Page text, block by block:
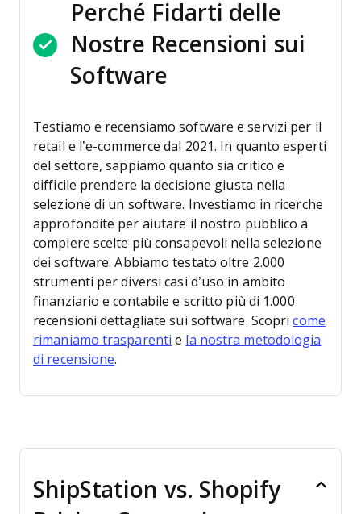
Perché Fidarti delle
Nostre Recensioni sui
Software
Testiamo e recensiamo software e servizi per il
retail e l’e-commerce dal 2021.
In quanto esperti
del settore, sappiamo quanto sia critico e
difficile prendere la decisione giusta nella
selezione di un software. Investiamo in ricerche
approfondite per aiutare il nostro pubblico a
compiere scelte più consapevoli nella selezione
dei software. Abbiamo testato oltre 2.000
strumenti per diversi casi d’uso in ambito
finanziario e contabile e scritto più di 1.000
recensioni dettagliate sui software. Scopricome
rimaniamo trasparenti e la nostra metodologia
di recensione.
ShipStation vs. Shopify